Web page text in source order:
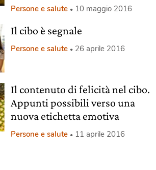
Persone e salute 10 maggio 2016
Il cibo è segnale
Persone e salute 26 aprile 2016
Il contenuto di felicità nel cibo.
Appunti possibili verso una
nuova etichetta emotiva
Persone e salute 11 aprile 2016